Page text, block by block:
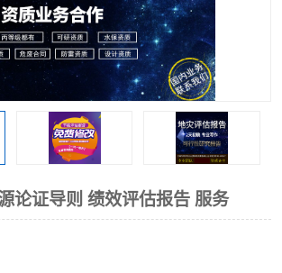
论证导则 绩效评估报告 服务